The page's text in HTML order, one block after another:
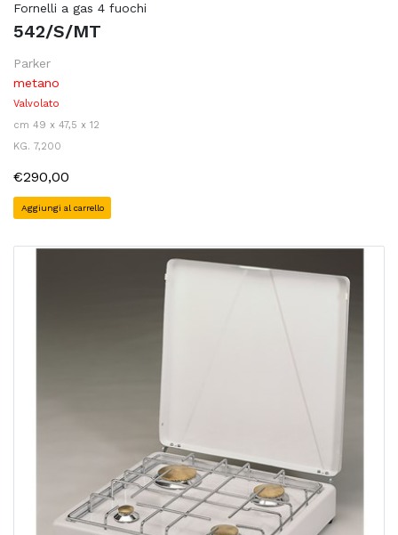
Fornelli a gas 4 fuochi
542/S/MT
Parker
metano
Valvolato
cm 49 x 47,5 x 12
KG. 7,200
€290,00
Aggiungi al carrello